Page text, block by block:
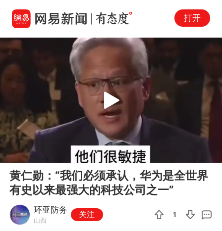
打开
00:00
Play
黄仁勋：“我们必须承认，华为是全世界
有史以来最强大的科技公司之一”
环亚防务
山西
关注 1